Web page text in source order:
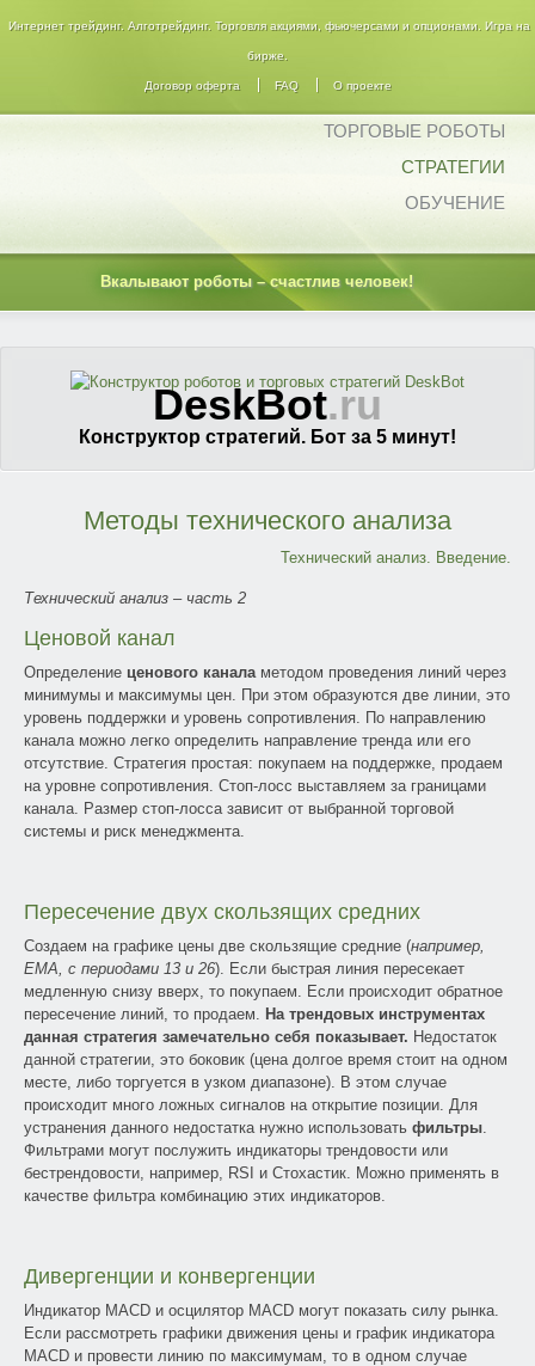
Интернет трейдинг. Алготрейдинг. Торговля акциями, фьючерсами и опционами. Игра на
бирже.
Договор оферта FAQ О проекте
Вкалывают роботы – счастлив человек!
ТОРГОВЫЕ РОБОТЫ
СТРАТЕГИИ
ОБУЧЕНИЕ
DeskBot.ru
Конструктор стратегий. Бот за 5 минут!
Методы технического анализа
Технический анализ. Введение.
Технический анализ –часть 2
Ценовой канал
Определение ценового каналаметодом проведения линий через
минимумы и максимумы цен. При этом образуются две линии, это
уровень поддержки и уровень сопротивления. По направлению
канала можно легко определить направление тренда или его
отсутствие. Стратегия простая: покупаем на поддержке, продаем
на уровне сопротивления. Стоп-лосс выставляем за границами
канала. Размер стоп-лосса зависит от выбранной торговой
системы и риск менеджмента.
Пересечение двух скользящих средних
Создаем на графике цены две скользящие средние (например,
EMA, с периодами 13 и 26). Если быстрая линия пересекает
медленную снизу вверх, то покупаем. Если происходит обратное
пересечение линий, то продаем. На трендовых инструментах
данная стратегия замечательно себя показывает. Недостаток
данной стратегии, это боковик (цена долгое время стоит на одном
месте, либо торгуется в узком диапазоне). В этом случае
происходит много ложных сигналов на открытие позиции. Для
устранения данного недостатка нужно использовать фильтры.
Фильтрами могут послужить индикаторы трендовости или
бестрендовости, например, RSI и Стохастик. Можно применять в
качестве фильтра комбинацию этих индикаторов.
Дивергенции и конвергенции
Индикатор MACD и осцилятор MACD могут показать силу рынка.
Если рассмотреть графики движения цены и график индикатора
MACD и провести линию по максимумам, то в одном случае